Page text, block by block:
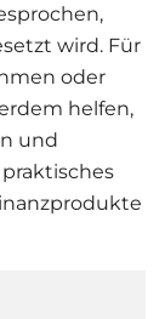
wird. Für
oder
helfen,
und